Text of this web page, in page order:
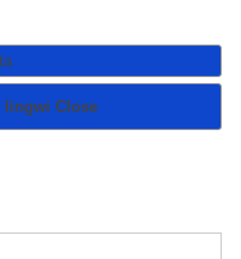
lingwi Close